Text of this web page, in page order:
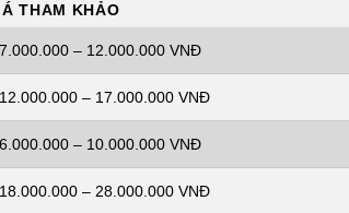
THAM KHẢO
7.000.000 – 12.000.000 VNĐ
12.000.000 – 17.000.000 VNĐ
6.000.000 – 10.000.000 VNĐ
18.000.000 – 28.000.000 VNĐ